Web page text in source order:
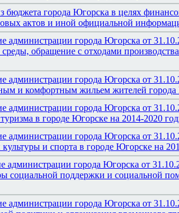
города Югорска в целях
актов и иной официальной
администрации города Югорска от
обращение с отходами
администрации города Югорска от
и комфортным жильем жителей
администрации города Югорска от
в городе Югорске на 2014-2020
администрации города Югорска от
и спорта в городе Югорске на
администрации города Югорска от
социальной поддержки и социальной
администрации города Югорска от